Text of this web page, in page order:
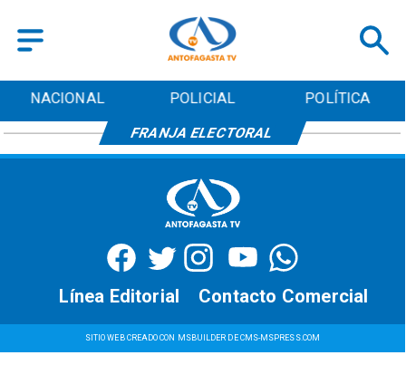
NACIONAL POLICIAL POLÍTICA
FRANJA ELECTORAL
SITIO WEB CREADO CON MSBUILDER DE CMS-MSPRESS.COM
Contacto Comercial
Línea Editorial